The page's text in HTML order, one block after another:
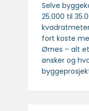
Selve
25.000 til
fort koste
Ørnes – alt
ønsker og